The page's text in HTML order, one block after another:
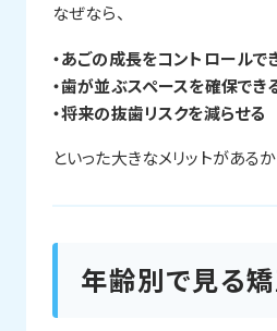
なぜなら、
・あごの成長をコントロールで
・歯が並ぶスペースを確保でき
・将来の抜歯リスクを減らせる
といった大きなメリットがあるか
年齢別で見る